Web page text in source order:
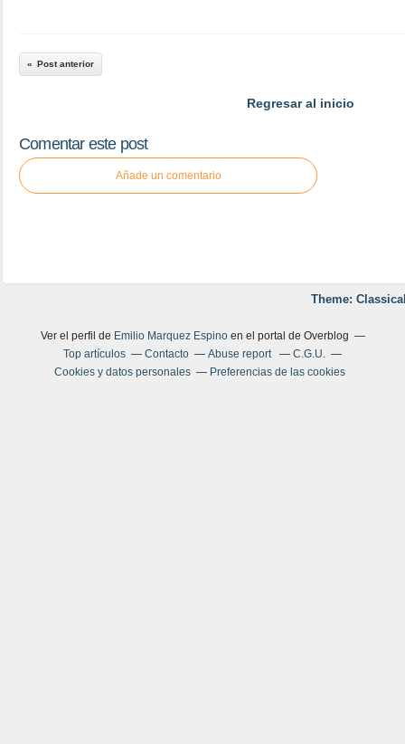
Post anterior
Regresar al inicio
Comentar este post
Añade un comentario
Theme:
Ver el perfil de Emilio Marquez Espinoen el portal de Overblog
Top artículos
Contacto Abuse report
C.G.U.
Cookies y datos personales
Preferencias de las cookies